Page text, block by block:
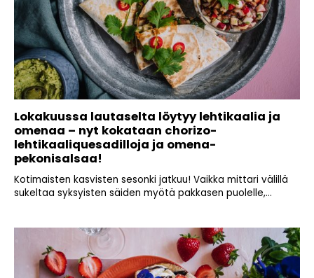
Lokakuussa lautaselta löytyy lehtikaalia ja
omenaa – nyt kokataan chorizo-
lehtikaaliquesadilloja ja omena-
pekonisalsaa!
Kotimaisten kasvisten sesonki jatkuu! Vaikka mittari välillä
sukeltaa syksyisten säiden myötä pakkasen puolelle,...